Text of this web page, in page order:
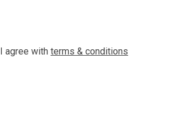
I agree with terms & conditions